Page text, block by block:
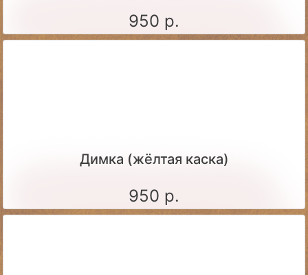
950 р.
Димка (жёлтая каска)
950 р.